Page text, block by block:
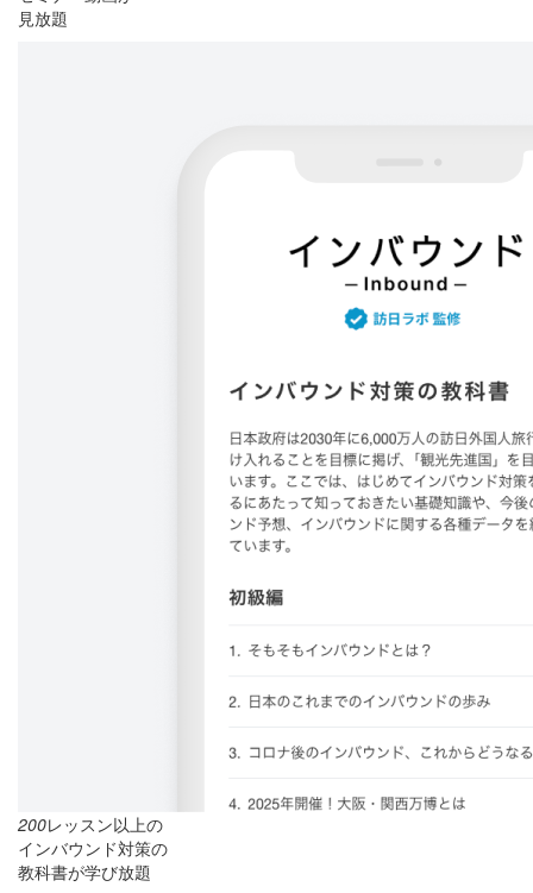
見放題
200レッスン以上の
インバウンド対策の
教科書が学び放題